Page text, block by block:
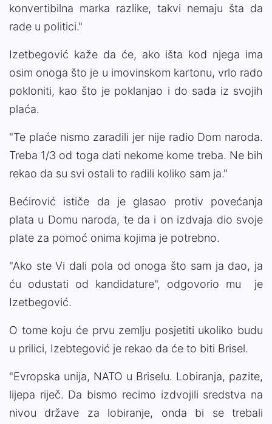
konvertibilna marka razlike, takvi nemaju šta da
rade u politici."
Izetbegović kaže da će, ako išta kod njega ima
osim onoga što je u imovinskom kartonu, vrlo rado
pokloniti, kao što je poklanjao i do sada iz svojih
plaća.
"Te plaće nismo zaradili jer nije radio Dom naroda.
Treba 1/3 od toga dati nekome kome treba. Ne bih
rekao da su svi ostali to radili koliko sam ja."
Bećirović ističe da je glasao protiv povećanja
plata u Domu naroda, te da i on izdvaja dio svoje
plate za pomoć onima kojima je potrebno.
"Ako ste Vi dali pola od onoga što sam ja dao, ja
ću odustati od kandidature", odgovorio mu je
Izetbegović.
O tome koju će prvu zemlju posjetiti ukoliko budu
u prilici, Izebtegović je rekao da će to biti Brisel.
"Evropska unija, NATO u Briselu. Lobiranja, pazite,
lijepa riječ. Da bismo recimo izdvojili sredstva na
nivou države za lobiranje, onda bi se trebali